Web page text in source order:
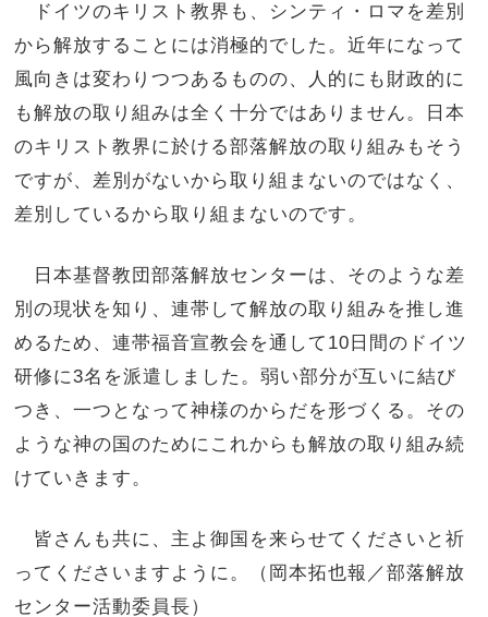
ドイツのキリスト教界も、シンティ・ロマを差別
から解放することには消極的でした。近年になって
風向きは変わりつつあるものの、人的にも財政的に
も解放の取り組みは全く十分ではありません。日本
のキリスト教界に於ける部落解放の取り組みもそう
ですが、差別がないから取り組まないのではなく、
差別しているから取り組まないのです。
日本基督教団部落解放センターは、そのような差
別の現状を知り、連帯して解放の取り組みを推し進
めるため、連帯福音宣教会を通して10日間のドイツ
研修に3名を派遣しました。弱い部分が互いに結び
つき、一つとなって神様のからだを形づくる。その
ような神の国のためにこれからも解放の取り組み続
けていきます。
皆さんも共に、主よ御国を来らせてくださいと祈
ってくださいますように。（岡本拓也報／部落解放
センター活動委員長）